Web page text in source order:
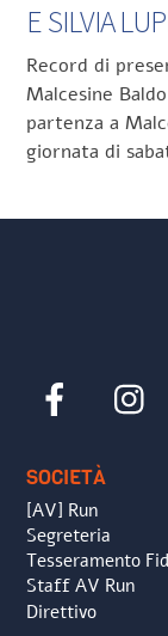
E SILVIA
Record di
Malcesine
partenza a
giornata di
Facebook
SOCIETÀ
[AV] Run
Segreteria
Tesseramento
Staff AV Run
Direttivo